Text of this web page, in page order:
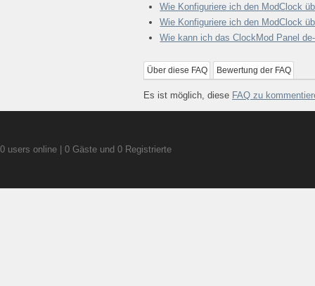
Wie Konfiguriere ich den ModClock
Wie Konfiguriere ich den ModClock
Wie kann ich das ClockMod Panel
Über diese FAQ Bewertung der FAQ
Es ist möglich, diese FAQ zu
0 users online | 0 Gäste und 0 Registrierte